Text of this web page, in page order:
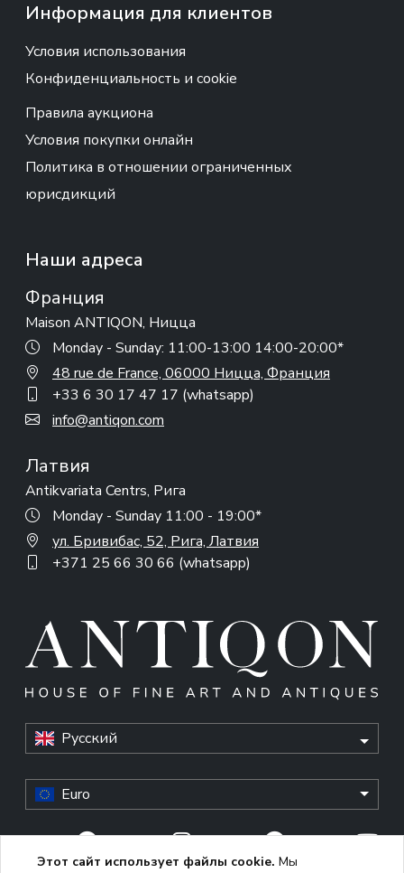
Информация для клиентов
Условия использования
Конфиденциальность и cookie
Правила аукциона
Условия покупки онлайн
Политика в отношении ограниченных
юрисдикций
Наши адреса
Франция
Maison ANTIQON, Ницца
Monday - Sunday: 11:00-13:00 14:00-20:00*
48 rue de France, 06000 Ницца, Франция
+33 6 30 17 47 17 (whatsapp)
info@antiqon.com
Латвия
Antikvariata Centrs, Рига
Monday - Sunday 11:00 - 19:00*
ул. Бривибас, 52, Рига, Латвия
+371 25 66 30 66 (whatsapp)
Русский
Euro
Этот сайт использует файлы cookie. Мы